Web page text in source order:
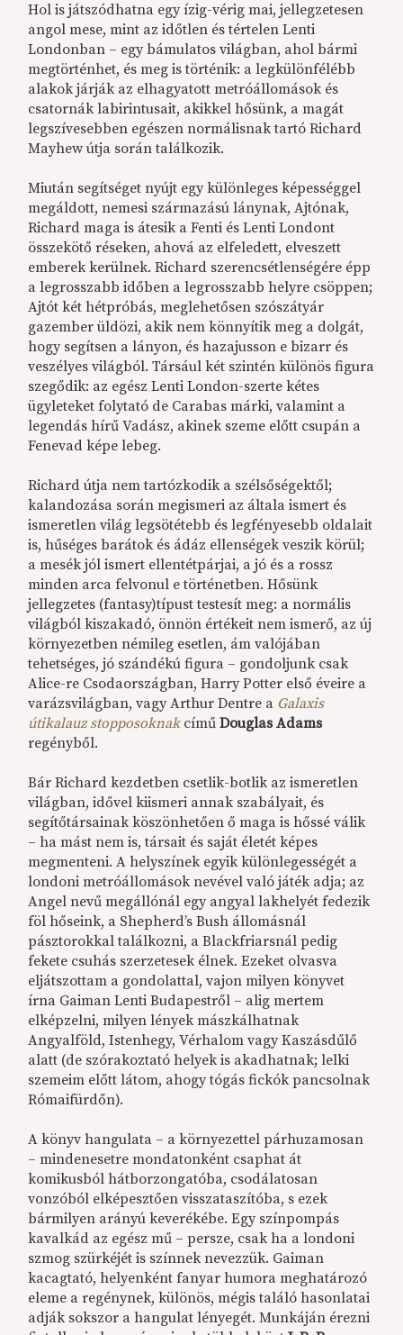
Hol is játszódhatna egy ízig-vérig mai, jellegzetesen
angol mese, mint az időtlen és tértelen Lenti
Londonban – egy bámulatos világban, ahol bármi
megtörténhet, és meg is történik: a legkülönfélébb
alakok járják az elhagyatott metróállomások és
csatornák labirintusait, akikkel hősünk, a magát
legszívesebben egészen normálisnak tartó Richard
Mayhew útja során találkozik.
Miután segítséget nyújt egy különleges képességgel
megáldott, nemesi származású lánynak, Ajtónak,
Richard maga is átesik a Fenti és Lenti Londont
összekötő réseken, ahová az elfeledett, elveszett
emberek kerülnek. Richard szerencsétlenségére épp
a legrosszabb időben a legrosszabb helyre csöppen;
Ajtót két hétpróbás, meglehetősen szószátyár
gazember üldözi, akik nem könnyítik meg a dolgát,
hogy segítsen a lányon, és hazajusson e bizarr és
veszélyes világból. Társául két szintén különös figura
szegődik: az egész Lenti London-szerte kétes
ügyleteket folytató de Carabas márki, valamint a
legendás hírű Vadász, akinek szeme előtt csupán a
Fenevad képe lebeg.
Richard útja nem tartózkodik a szélsőségektől;
kalandozása során megismeri az általa ismert és
ismeretlen világ legsötétebb és legfényesebb oldalait
is, hűséges barátok és ádáz ellenségek veszik körül;
a mesék jól ismert ellentétpárjai, a jó és a rossz
minden arca felvonul e történetben. Hősünk
jellegzetes (fantasy)típust testesít meg: a normális
világból kiszakadó, önnön értékeit nem ismerő, az új
környezetben némileg esetlen, ám valójában
tehetséges, jó szándékú figura – gondoljunk csak
Alice-re Csodaországban, Harry Potter első éveire a
varázsvilágban, vagy Arthur Dentre a Galaxis
útikalauz stopposoknakcíműDouglas Adams
regényből.
Bár Richard kezdetben csetlik-botlik az ismeretlen
világban, idővel kiismeri annak szabályait, és
segítőtársainak köszönhetően ő maga is hőssé válik
– ha mást nem is, társait és saját életét képes
megmenteni. A helyszínek egyik különlegességét a
londoni metróállomások nevével való játék adja; az
Angel nevű megállónál egy angyal lakhelyét fedezik
föl hőseink, a Shepherd’s Bush állomásnál
pásztorokkal találkozni, a Blackfriarsnál pedig
fekete csuhás szerzetesek élnek. Ezeket olvasva
eljátszottam a gondolattal, vajon milyen könyvet
írna Gaiman Lenti Budapestről – alig mertem
elképzelni, milyen lények mászkálhatnak
Angyalföld, Istenhegy, Vérhalom vagy Kaszásdűlő
alatt (de szórakoztató helyek is akadhatnak; lelki
szemeim előtt látom, ahogy tógás fickók pancsolnak
Rómaifürdőn).
A könyv hangulata – a környezettel párhuzamosan
– mindenesetre mondatonként csaphat át
komikusból hátborzongatóba, csodálatosan
vonzóból elképesztően visszataszítóba, s ezek
bármilyen arányú keverékébe. Egy színpompás
kavalkád az egész mű – persze, csak ha a londoni
szmog szürkéjét is színnek nevezzük. Gaiman
kacagtató, helyenként fanyar humora meghatározó
eleme a regénynek, különös, mégis találó hasonlatai
adják sokszor a hangulat lényegét. Munkáján érezni